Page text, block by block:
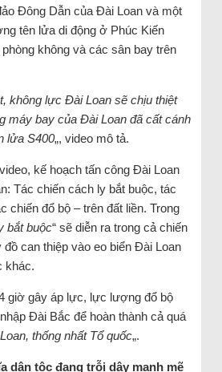
Đông Dẫn của Đài Loan và một
tên lửa di động ở Phúc Kiến
không và các sân bay trên
không lực Đài Loan sẽ chịu thiệt
máy bay của Đài Loan đã cất cánh
lửa S400„, video mô tả.
kế hoạch tấn công Đài Loan
Tác chiến cách ly bắt buộc, tác
chiến đổ bộ – trên đất liền. Trong
bắt buộc“ sẽ diễn ra trong cả chiến
can thiệp vào eo biển Đài Loan
khác.
giờ gây áp lực, lực lượng đổ bộ
Đài Bắc để hoàn thành cả quá
thống nhất Tổ quốc„.
dân tộc đang trỗi dậy mạnh mẽ